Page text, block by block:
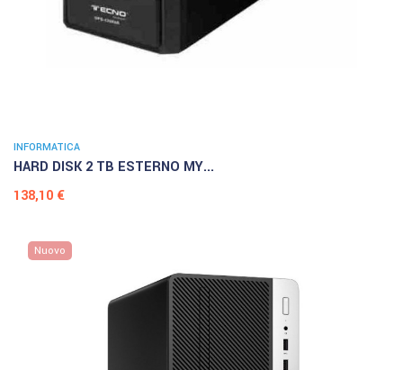
INFORMATICA
HARD DISK 2 TB ESTERNO MY...
Prezzo
138,10 €
Nuovo